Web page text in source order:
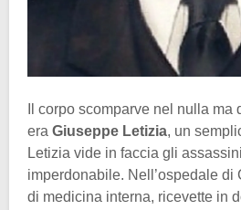
Il corpo scomparve nel nulla
era Giuseppe Letizia, un
Letizia vide in faccia gli
imperdonabile. Nell’ospedale di
di medicina interna, ricevette in